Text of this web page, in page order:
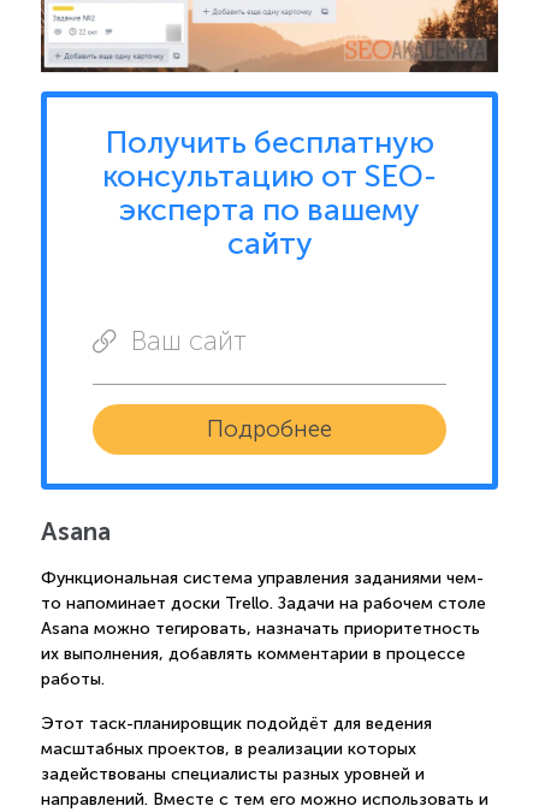
Получить бесплатную
консультацию от SEO-
эксперта по вашему
сайту
Ваш сайт
Подробнее
Asana
Функциональная система управления заданиями чем-
то напоминает доски Trello. Задачи на рабочем столе
Asana можно тегировать, назначать приоритетность
их выполнения, добавлять комментарии в процессе
работы.
Этот таск-планировщик подойдёт для ведения
масштабных проектов, в реализации которых
задействованы специалисты разных уровней и
направлений. Вместе с тем его можно использовать и